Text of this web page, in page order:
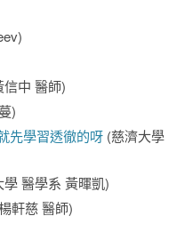
信中 醫師)
)
先學習透徹的呀 (慈濟大學
學 醫學系 黃暉凱)
軒慈 醫師)